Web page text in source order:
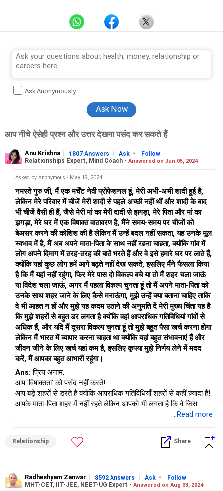
Ask Anonymously
आप नीचे ऐसेही प्रश्न और उत्तर देखना पसंद कर सकते हैं
Anu Krishna | 1807 Answers | Ask -
Follow
Relationships Expert, Mind Coach - Answered on Jun 05, 2024
Asked by Anonymous - May 19, 2024
नमस्ते गुरु जी, मैं एक मर्चेंट नेवी प्रोफेशनल हूं, मेरी अभी-अभी शादी हुई है,
लेकिन मेरे परिवार में चीजें मेरी शादी से पहले अच्छी नहीं थीं और शादी के बाद
भी चीजें वैसी ही हैं, जैसे मेरी मां का मेरी दादी से झगड़ा, मेरे पिता और मां का
झगड़ा, मेरे घर में एक विषाक्त वातावरण है, मैंने समय-समय पर चीजों को
बेअसर करने की कोशिश की है लेकिन मैं उन्हें बदल नहीं सकता, यह उनके मूल
स्वभाव में है, मैं अब अपने माता-पिता के साथ नहीं रहना चाहता, क्योंकि गांव में
लोग अपने दिमाग में तरह-तरह की बातें भरते हैं और वे इसे हमारे घर पर लाते हैं,
क्योंकि यहां कुछ लोग हमें आगे बढ़ते नहीं देख सकते, इसलिए मैंने फैसला किया
है कि मैं यहां नहीं रहूंगा, फिर मेरे पास दो विकल्प बचे या तो मैं शहर चला जाऊं
या विदेश चला जाऊं, अगर मैं पहला विकल्प चुनता हूं तो मैं अपने माता-पिता को
उनके साथ शहर जाने के लिए कैसे मनाऊंगा, मुझे उन्हें क्या बताना चाहिए ताकि
वे भी आहत न हों और मुझे यह कदम उठाने की अनुमति दें मेरी मुख्य चिंता यह है
कि मुझे शहरों से बहुत डर लगता है क्योंकि वहां आपराधिक गतिविधियां गांवों से
अधिक हैं, और यदि मैं दूसरा विकल्प चुनता हूं तो मुझे बहुत पैसा खर्च करना होगा
लेकिन मैं भारत में व्यापार करना चाहता था क्योंकि यहां बहुत संभावनाएं हैं और
जीवन जीने के लिए खर्च यहां कम है, इसलिए कृपया मुझे निर्णय लेने में मदद
करें, मैं आपका बहुत आभारी रहूंगा।
Ans: प्रिय अनाम,
आप 'विषाक्तता' को पसंद नहीं करते!
आप बड़े शहरों से डरते हैं क्योंकि आपराधिक गतिविधियाँ शहरों से कहीं ज़्यादा हैं!
आपके माता-पिता शहर में नहीं रहते लेकिन आपको भी लगता है कि वे जिस
आप विदेश जाना पसंद नहीं करते क्योंकि आप भारत में व्यापार करना चाहते हैं!
क्या आप देख सकते हैं कि आपने खुद को कैसे सीमित कर लिया है? इसे सपने
देखना लेकिन अपने ही पंख काटना कहते हैं। जब इतनी सारी आत्म-लगाई गई
मेरा सुझाव है:
- सभी संभावित विकल्पों को छोड़ दें
...Read more
Relationship Share
Radheshyam Zanwar | 8592 Answers | Ask -
Follow
MHT-CET, IIT-JEE, NEET-UG Expert - Answered on Aug 03, 2024